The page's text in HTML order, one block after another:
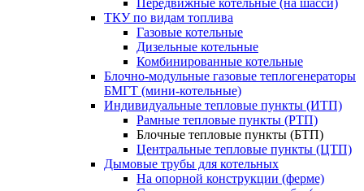
Передвижные котельные (на шасси)
ТКУ по видам топлива
Газовые котельные
Дизельные котельные
Комбинированные котельные
Блочно-модульные газовые теплогенераторы
БМГТ (мини-котельные)
Индивидуальные тепловые пункты (ИТП)
Рамные тепловые пункты (РТП)
Блочные тепловые пункты (БТП)
Центральные тепловые пункты (ЦТП)
Дымовые трубы для котельных
На опорной конструкции (ферме)